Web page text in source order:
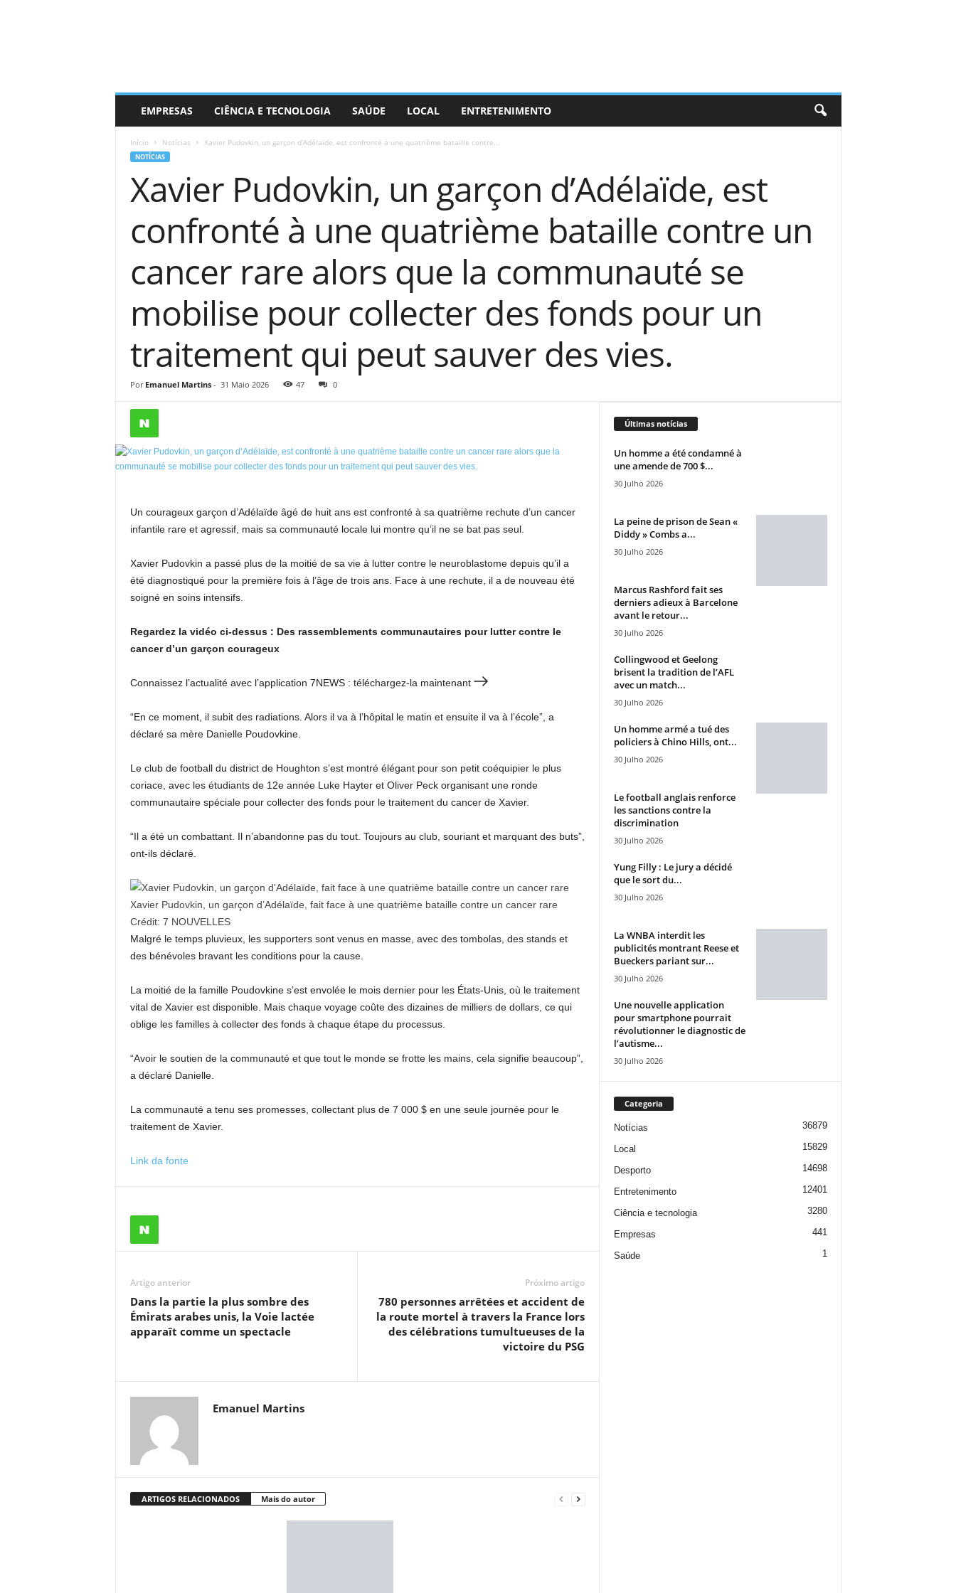
EMPRESAS CIÊNCIA E TECNOLOGIA SAÚDE LOCAL ENTRETENIMENTO
Início Notícias Xavier Pudovkin, un garçon d’Adélaïde, est confronté à une quatrième bataille contre...
NOTÍCIAS
Xavier Pudovkin, un garçon d’Adélaïde, est
confronté à une quatrième bataille contre un
cancer rare alors que la communauté se
mobilise pour collecter des fonds pour un
traitement qui peut sauver des vies.
Por Emanuel Martins- 31 Maio 2026 47 0
Un courageux garçon d’Adélaïde âgé de huit ans est confronté à sa quatrième rechute d’un cancer
infantile rare et agressif, mais sa communauté locale lui montre qu’il ne se bat pas seul.
Xavier Pudovkin a passé plus de la moitié de sa vie à lutter contre le neuroblastome depuis qu’il a
été diagnostiqué pour la première fois à l’âge de trois ans. Face à une rechute, il a de nouveau été
soigné en soins intensifs.
Regardez la vidéo ci-dessus : Des rassemblements communautaires pour lutter contre le
cancer d’un garçon courageux
Connaissez l’actualité avec l’application 7NEWS : téléchargez-la maintenant
“En ce moment, il subit des radiations. Alors il va à l’hôpital le matin et ensuite il va à l’école”, a
déclaré sa mère Danielle Poudovkine.
Le club de football du district de Houghton s’est montré élégant pour son petit coéquipier le plus
coriace, avec les étudiants de 12e année Luke Hayter et Oliver Peck organisant une ronde
communautaire spéciale pour collecter des fonds pour le traitement du cancer de Xavier.
“Il a été un combattant. Il n’abandonne pas du tout. Toujours au club, souriant et marquant des buts”,
ont-ils déclaré.
Xavier Pudovkin, un garçon d’Adélaïde, fait face à une quatrième bataille contre un cancer rare
Crédit: 7 NOUVELLES
Malgré le temps pluvieux, les supporters sont venus en masse, avec des tombolas, des stands et
des bénévoles bravant les conditions pour la cause.
La moitié de la famille Poudovkine s’est envolée le mois dernier pour les États-Unis, où le traitement
vital de Xavier est disponible. Mais chaque voyage coûte des dizaines de milliers de dollars, ce qui
oblige les familles à collecter des fonds à chaque étape du processus.
“Avoir le soutien de la communauté et que tout le monde se frotte les mains, cela signifie beaucoup”,
a déclaré Danielle.
La communauté a tenu ses promesses, collectant plus de 7 000 $ en une seule journée pour le
traitement de Xavier.
Link da fonte
Artigo anterior
Dans la partie la plus sombre des
Émirats arabes unis, la Voie lactée
apparaît comme un spectacle
Próximo artigo
780 personnes arrêtées et accident de
la route mortel à travers la France lors
des célébrations tumultueuses de la
victoire du PSG
Emanuel Martins
ARTIGOS RELACIONADOS Mais do autor
Últimas notícias
Un homme a été condamné à
une amende de 700 $...
30 Julho 2026
La peine de prison de Sean «
Diddy » Combs a...
30 Julho 2026
Marcus Rashford fait ses
derniers adieux à Barcelone
avant le retour...
30 Julho 2026
Collingwood et Geelong
brisent la tradition de l’AFL
avec un match...
30 Julho 2026
Un homme armé a tué des
policiers à Chino Hills, ont...
30 Julho 2026
Le football anglais renforce
les sanctions contre la
discrimination
30 Julho 2026
Yung Filly : Le jury a décidé
que le sort du...
30 Julho 2026
La WNBA interdit les
publicités montrant Reese et
Bueckers pariant sur...
30 Julho 2026
Une nouvelle application
pour smartphone pourrait
révolutionner le diagnostic de
l’autisme...
30 Julho 2026
Categoria
Notícias 36879
Local 15829
Desporto 14698
Entretenimento 12401
Ciência e tecnologia 3280
Empresas 441
Saúde 1